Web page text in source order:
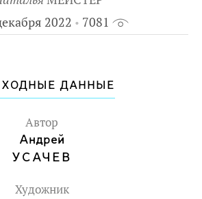
2022
7081
ДАННЫЕ
Автор
Андрей
УСАЧЕВ
Художник